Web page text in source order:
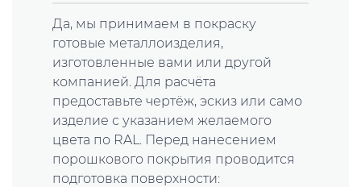
Да, мы принимаем в покраску
готовые металлоизделия,
изготовленные вами или другой
компанией. Для расчёта
предоставьте чертёж, эскиз или само
изделие с указанием желаемого
цвета по RAL. Перед нанесением
порошкового покрытия проводится
подготовка поверхности: